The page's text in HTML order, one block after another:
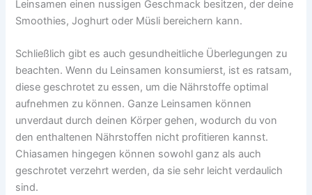
Leinsamen einen nussigen Geschmack besitzen, der deine
Smoothies, Joghurt oder Müsli bereichern kann.
Schließlich gibt es auch gesundheitliche Überlegungen zu
beachten. Wenn du Leinsamen konsumierst, ist es ratsam,
diese geschrotet zu essen, um die Nährstoffe optimal
aufnehmen zu können. Ganze Leinsamen können
unverdaut durch deinen Körper gehen, wodurch du von
den enthaltenen Nährstoffen nicht profitieren kannst.
Chiasamen hingegen können sowohl ganz als auch
geschrotet verzehrt werden, da sie sehr leicht verdaulich
sind.